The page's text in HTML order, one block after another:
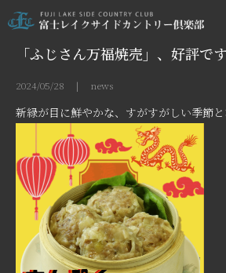
「ふじさん万福焼売」、好評です
2024/05/28 | news
新緑が目に鮮やかな、すがすがしい季節と